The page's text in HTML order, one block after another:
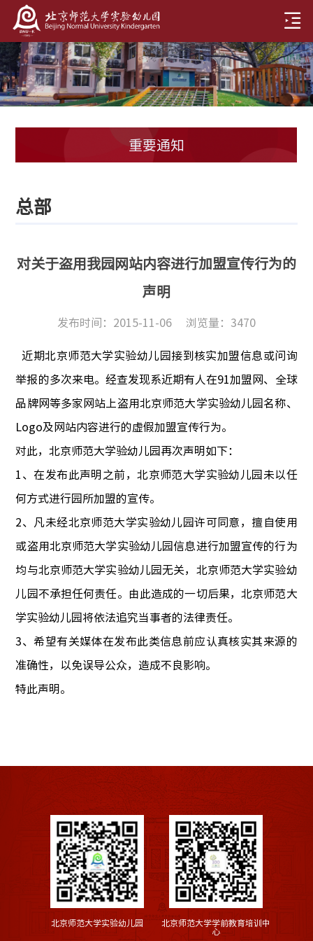
重要通知
总部
对关于盗用我园网站内容进行加盟宣传行为的
声明
发布时间：2015-11-06 浏览量： 3470
近期北京师范大学实验幼儿园接到核实加盟信息或问询
举报的多次来电。经查发现系近期有人在91加盟网、全球
品牌网等多家网站上盗用北京师范大学实验幼儿园名称、
Logo及网站内容进行的虚假加盟宣传行为。
对此，北京师范大学验幼儿园再次声明如下：
1、在发布此声明之前，北京师范大学实验幼儿园未以任
何方式进行园所加盟的宣传。
2、凡未经北京师范大学实验幼儿园许可同意，擅自使用
或盗用北京师范大学实验幼儿园信息进行加盟宣传的行为
均与北京师范大学实验幼儿园无关，北京师范大学实验幼
儿园不承担任何责任。由此造成的一切后果，北京师范大
学实验幼儿园将依法追究当事者的法律责任。
3、希望有关媒体在发布此类信息前应认真核实其来源的
准确性，以免误导公众，造成不良影响。
特此声明。
北京师范大学实验幼儿园
北京师范大学学前教育培训中
心